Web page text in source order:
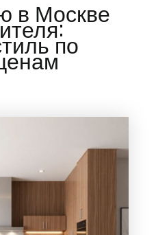
в Москве
по